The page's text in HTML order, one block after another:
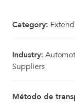
Category:
Industry:
Suppliers
Método de